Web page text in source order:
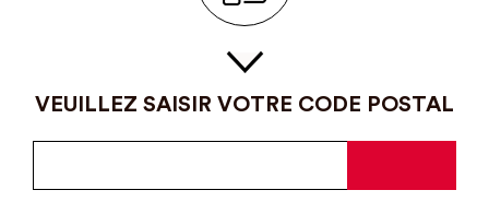
VEUILLEZ SAISIR VOTRE CODE POSTAL